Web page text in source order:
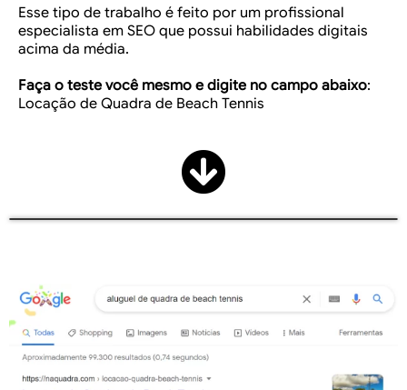
Esse tipo de trabalho é feito por um profissional
especialista em SEO que possui habilidades digitais
acima da média.
Faça o teste você mesmo e digite no campo abaixo:
Locação de Quadra de Beach Tennis